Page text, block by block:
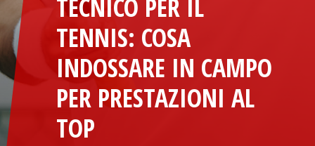
TECNICO PER IL
TENNIS: COSA
INDOSSARE IN CAMPO
PER PRESTAZIONI AL
TOP